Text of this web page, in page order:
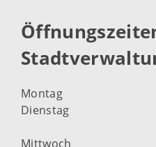
Montag
Dienstag
Mittwoch